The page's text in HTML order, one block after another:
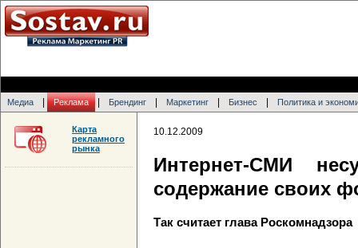
Медиа Реклама Брендинг Маркетинг Бизнес Политика и
10.12.2009
Интернет-СМИ
содержание своих
Так считает глава Роскомнадзора
Карта
рекламного
рынка